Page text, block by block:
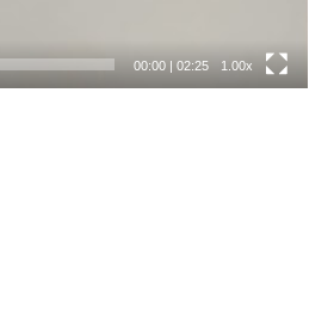
00:00| 02:25 1.00x